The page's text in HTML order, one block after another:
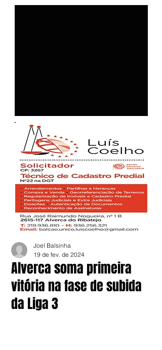
Alverca soma primeira
vitória na fase de subida
da Liga 3
Joel Balsinha
19 de fev. de 2024